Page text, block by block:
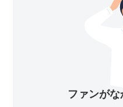
ファンが